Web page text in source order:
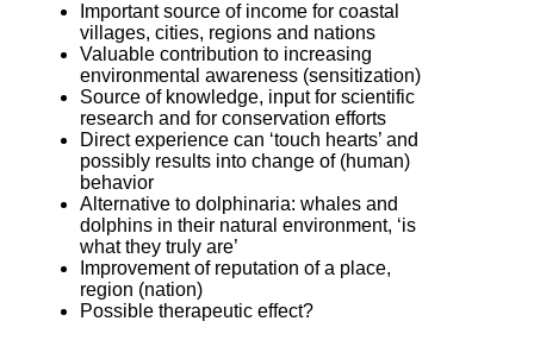
Important source of income for coastal
villages, cities, regions and nations
Valuable contribution to increasing
environmental awareness (sensitization)
Source of knowledge, input for scientific
research and for conservation efforts
Direct experience can ‘touch hearts’ and
possibly results into change of (human)
behavior
Alternative to dolphinaria: whales and
dolphins in their natural environment, ‘is
what they truly are’
Improvement of reputation of a place,
region (nation)
Possible therapeutic effect?